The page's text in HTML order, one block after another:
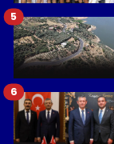
5
6